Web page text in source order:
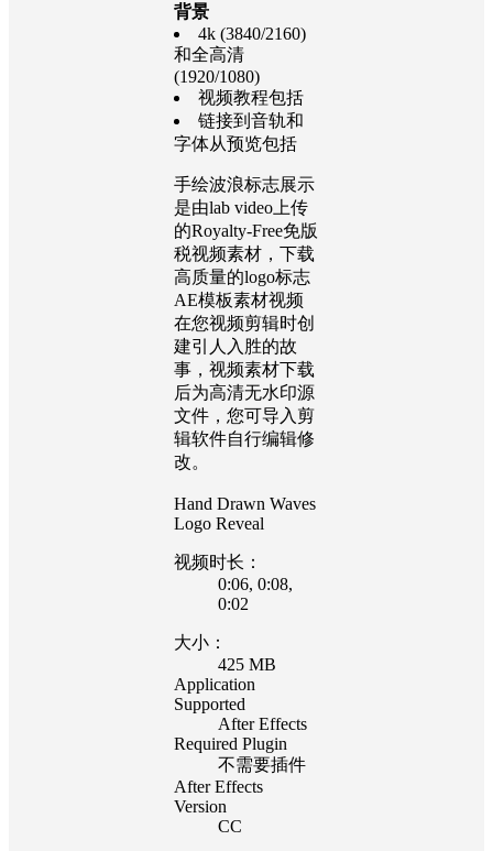
背景
4k (3840/2160)
和全高清
(1920/1080)
视频教程包括
链接到音轨和
字体从预览包括
手绘波浪标志展示
是由lab video上传
的Royalty-Free免版
税视频素材，下载
高质量的logo标志
AE模板素材视频
在您视频剪辑时创
建引人入胜的故
事，视频素材下载
后为高清无水印源
文件，您可导入剪
辑软件自行编辑修
改。
Hand Drawn Waves
Logo Reveal
视频时长：
0:06, 0:08,
0:02
大小：
425 MB
Application
Supported
After Effects
Required Plugin
不需要插件
After Effects
Version
CC